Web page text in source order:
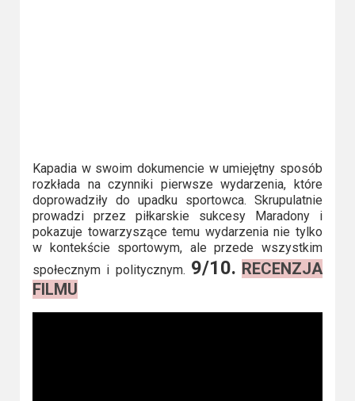
Netflix
Sky
Showtime
Podsumowania
2023
Kapadia w swoim dokumencie w umiejętny sposób
rozkłada na czynniki pierwsze wydarzenia, które
doprowadziły do upadku sportowca. Skrupulatnie
prowadzi przez piłkarskie sukcesy Maradony i
pokazuje towarzyszące temu wydarzenia nie tylko
w kontekście sportowym, ale przede wszystkim
społecznym i politycznym. 9/10. RECENZJA
FILMU